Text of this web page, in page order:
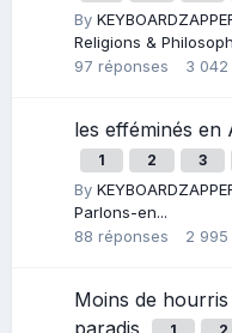
By
Religions &
97 réponses 3 042
les efféminés en
1 2 3
By
Parlons-en...
88 réponses 2 995
Moins de
paradis